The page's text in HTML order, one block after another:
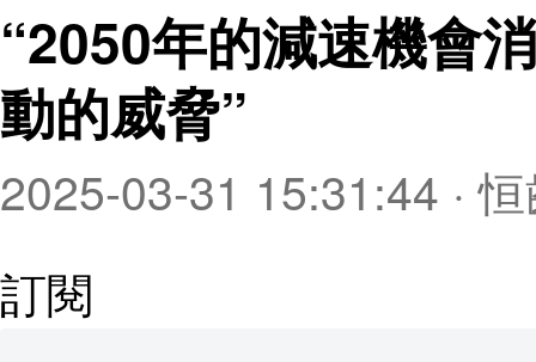
“2050年的減速機會
動的威脅”
2025-03-31 15:31:44 ·
訂閱